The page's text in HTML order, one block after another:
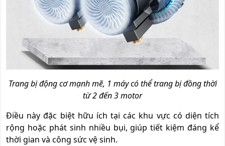
Trang bị động cơ mạnh mẽ, 1 máy có thể trang bị đồng thời
từ 2 đến 3 motor
Điều này đặc biệt hữu ích tại các khu vực có diện tích
rộng hoặc phát sinh nhiều bụi, giúp tiết kiệm đáng kể
thời gian và công sức vệ sinh.